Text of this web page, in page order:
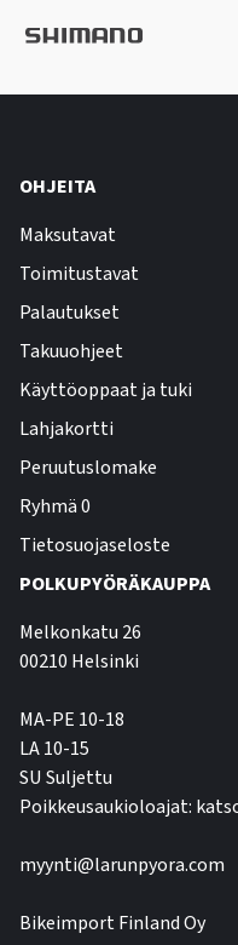
OHJEITA
Maksutavat
Toimitustavat
Palautukset
Takuuohjeet
Käyttöoppaat ja tuki
Lahjakortti
Peruutuslomake
Ryhmä 0
Tietosuojaseloste
POLKUPYÖRÄKAUPPA
Melkonkatu 26
00210 Helsinki
MA-PE 10-18
LA 10-15
SU Suljettu
Poikkeusaukioloajat:
myynti@larunpyora.com
Bikeimport Finland Oy